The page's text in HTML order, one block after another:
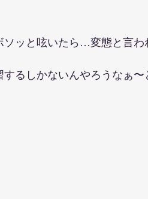
ソッと呟いたら…変態と言わ
るしかないんやろうなぁ〜